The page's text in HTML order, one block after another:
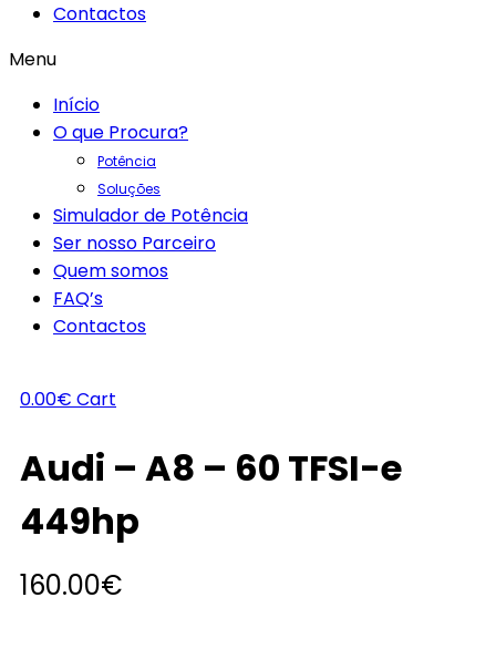
Contactos
Menu
Início
O que Procura?
Potência
Soluções
Simulador de Potência
Ser nosso Parceiro
Quem somos
FAQ’s
Contactos
0.00€ Cart
Audi – A8 – 60 TFSI-e
449hp
160.00€